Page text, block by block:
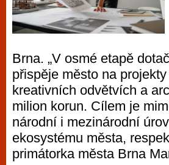
Brna. „V osmé etapě
přispěje město na
kreativních odvětvích a
milion korun. Cílem je
národní i mezinárodní
ekosystému města,
primátorka města Brna
Mimo jiné je ale také
vyzkoušet různé
metropoli naleznete
po moderní automaty
příležitostné hráče. V...